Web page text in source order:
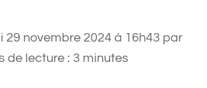
29 novembre 2024 à 16h43 par
de lecture : 3 minutes